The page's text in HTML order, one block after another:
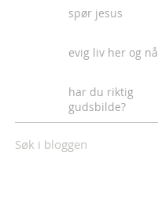
Søk i bloggen
spør jesus
evig liv her og nå
har du riktig
gudsbilde?